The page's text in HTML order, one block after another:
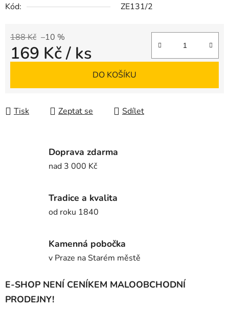
Kód:
ZE131/2
188 Kč –10 %
169 Kč/ ks
DO KOŠÍKU
Tisk Zeptat se Sdílet
Doprava zdarma
nad 3 000 Kč
Tradice a kvalita
od roku 1840
Kamenná pobočka
v Praze na Starém městě
E-SHOP NENÍ CENÍKEM MALOOBCHODNÍ
PRODEJNY!